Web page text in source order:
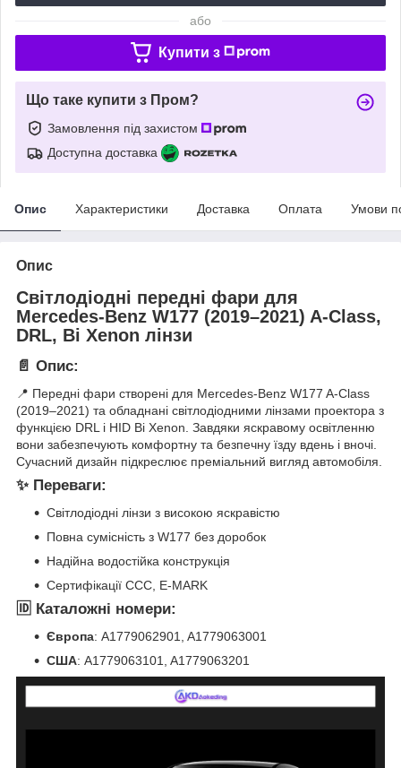
або
Купити з
Що таке купити з Пром?
Замовлення під захистом
Доступна доставка
Опис Характеристики Доставка Оплата Умови
Опис
Світлодіодні передні фари для
Mercedes-Benz W177 (2019–2021) A-Class,
DRL, Bi Xenon лінзи
📄 Опис:
📍 Передні фари створені для Mercedes-Benz W177 A-Class
(2019–2021) та обладнані світлодіодними лінзами проектора з
функцією DRL і HID Bi Xenon. Завдяки яскравому освітленню
вони забезпечують комфортну та безпечну їзду вдень і вночі.
Сучасний дизайн підкреслює преміальний вигляд автомобіля.
✨ Переваги:
Світлодіодні лінзи з високою яскравістю
Повна сумісність з W177 без доробок
Надійна водостійка конструкція
Сертифікації CCC, E-MARK
🆔 Каталожні номери:
Європа: A1779062901, A1779063001
США: A1779063101, A1779063201